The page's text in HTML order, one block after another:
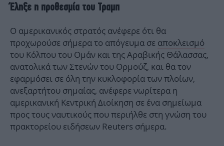
Έληξε η προθεσμία του Τραμπ
Ο αμερικανικός στρατός ανέφερε ότι θα
προχωρούσε σήμερα το απόγευμα σε αποκλεισμό
του Κόλπου του Ομάν και της Αραβικής Θάλασσας,
ανατολικά των Στενών του Ορμούζ, και θα τον
εφαρμόσει σε όλη την κυκλοφορία των πλοίων,
ανεξαρτήτου σημαίας, ανέφερε νωρίτερα η
αμερικανική Κεντρική Διοίκηση σε ένα σημείωμα
προς τους ναυτικούς που περιήλθε στη γνώση του
πρακτορείου ειδήσεων Reuters σήμερα.